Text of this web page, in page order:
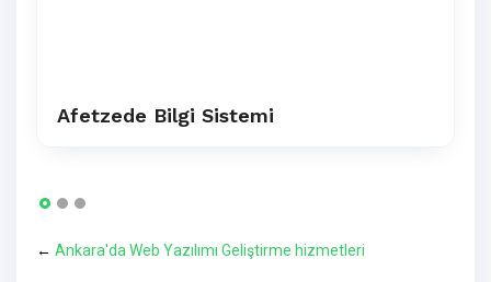
Afetzede Bilgi Sistemi
← Ankara'da Web Yazılımı Geliştirme hizmetleri